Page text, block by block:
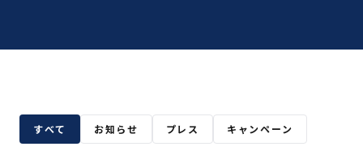
すべて お知らせ プレス キャンペーン